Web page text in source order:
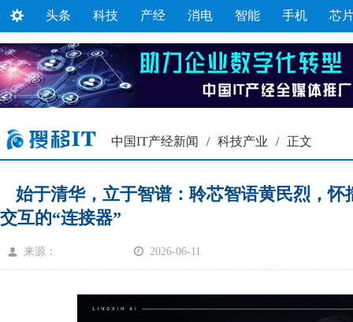
头条 科技 产经 消电 智能 手机 芯
中国IT产经新闻 / 科技产业 / 正文
始于清华，立于智谱：聆芯智语黄民烈，
交互的“连接器”
来源： 2026-06-11